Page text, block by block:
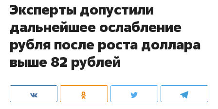
Эксперты допустили
дальнейшее ослабление
рубля после роста доллара
выше 82 рублей